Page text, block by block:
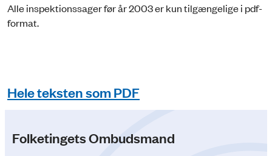
Alle inspektionssager før år 2003 er kun tilgængelige i pdf-
format.
Hele teksten som PDF
Folketingets Ombudsmand